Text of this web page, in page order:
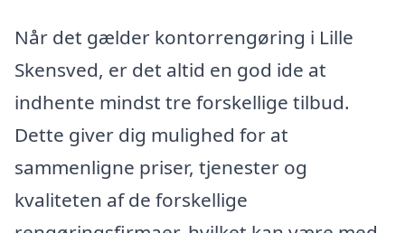
Når det gælder kontorrengøring i Lille
Skensved, er det altid en god ide at
indhente mindst tre forskellige tilbud.
Dette giver dig mulighed for at
sammenligne priser, tjenester og
kvaliteten af de forskellige